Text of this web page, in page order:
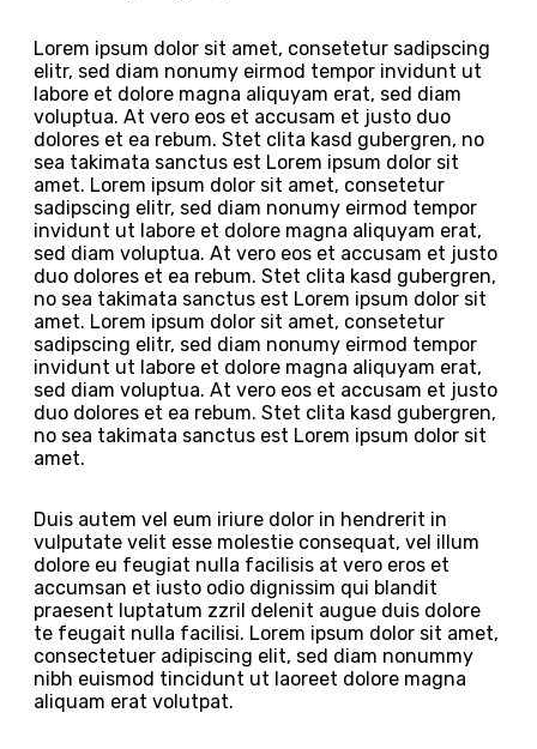
Lorem ipsum dolor sit amet, consetetur sadipscing
elitr, sed diam nonumy eirmod tempor invidunt ut
labore et dolore magna aliquyam erat, sed diam
voluptua. At vero eos et accusam et justo duo
dolores et ea rebum. Stet clita kasd gubergren, no
sea takimata sanctus est Lorem ipsum dolor sit
amet. Lorem ipsum dolor sit amet, consetetur
sadipscing elitr, sed diam nonumy eirmod tempor
invidunt ut labore et dolore magna aliquyam erat,
sed diam voluptua. At vero eos et accusam et justo
duo dolores et ea rebum. Stet clita kasd gubergren,
no sea takimata sanctus est Lorem ipsum dolor sit
amet. Lorem ipsum dolor sit amet, consetetur
sadipscing elitr, sed diam nonumy eirmod tempor
invidunt ut labore et dolore magna aliquyam erat,
sed diam voluptua. At vero eos et accusam et justo
duo dolores et ea rebum. Stet clita kasd gubergren,
no sea takimata sanctus est Lorem ipsum dolor sit
amet.
Duis autem vel eum iriure dolor in hendrerit in
vulputate velit esse molestie consequat, vel illum
dolore eu feugiat nulla facilisis at vero eros et
accumsan et iusto odio dignissim qui blandit
praesent luptatum zzril delenit augue duis dolore
te feugait nulla facilisi. Lorem ipsum dolor sit amet,
consectetuer adipiscing elit, sed diam nonummy
nibh euismod tincidunt ut laoreet dolore magna
aliquam erat volutpat.